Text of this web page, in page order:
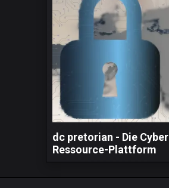
dc pretorian - Die
Ressource-Plattform